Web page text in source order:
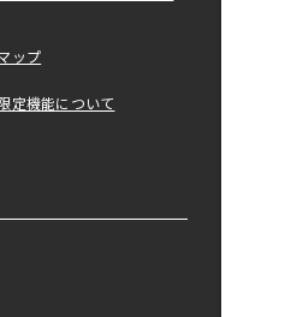
ップ
定機能について